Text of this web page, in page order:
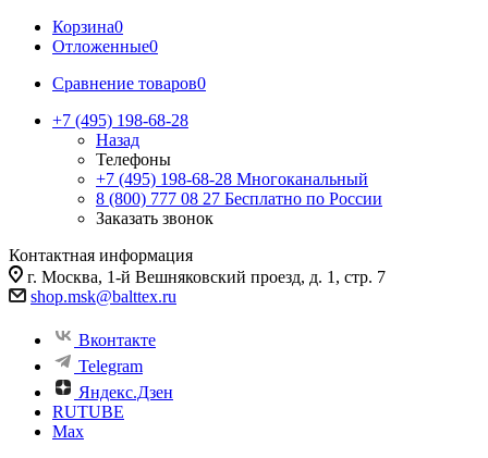
Корзина0
Отложенные0
Сравнение товаров0
+7 (495) 198-68-28
Назад
Телефоны
+7 (495) 198-68-28 Многоканальный
8 (800) 777 08 27 Бесплатно по России
Заказать звонок
Контактная информация
г. Москва, 1-й Вешняковский проезд, д. 1, стр. 7
shop.msk@balttex.ru
Вконтакте
Telegram
Яндекс.Дзен
RUTUBE
Max